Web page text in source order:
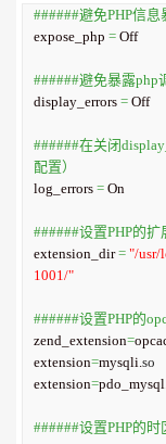
######避免PHP信
expose_php = Off
######避免暴露php
display_errors = Off
######在关闭
配置）
log_errors = On
######设置PHP的扩
extension_dir = "/usr/
1001/"
######设置PHP的
zend_extension=
extension=mysqli.so
extension=
######设置PHP的时